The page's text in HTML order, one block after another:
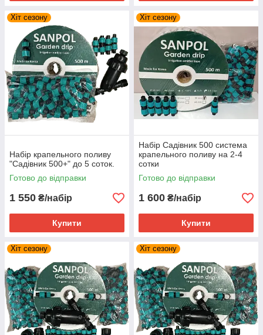
Хіт сезону
Набір крапельного поливу
"Садівник 500+" до 5 соток.
Готово до відправки
1 550 ₴/набір
Купити
Хіт сезону
Набір Садівник 500 система
крапельного поливу на 2-4
сотки
Готово до відправки
1 600 ₴/набір
Купити
Хіт сезону Хіт сезону